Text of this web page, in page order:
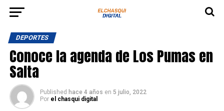
DEPORTES
Conoce la agenda de Los Pumas en
Salta
Published hace 4 años en 5 julio, 2022
Por el chasqui digital